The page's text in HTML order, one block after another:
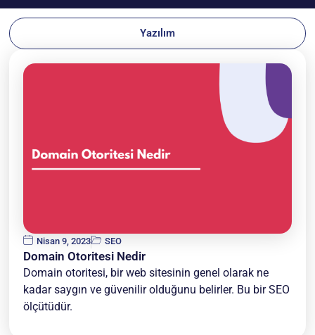
Yazılım
Nisan 9, 2023 SEO
Domain Otoritesi Nedir
Domain otoritesi, bir web sitesinin genel olarak ne
kadar saygın ve güvenilir olduğunu belirler. Bu bir SEO
ölçütüdür.